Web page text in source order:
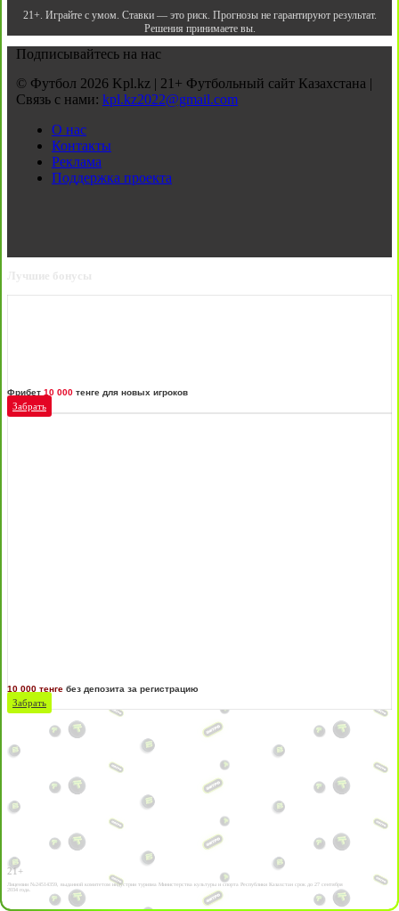
21+. Играйте с умом. Ставки — это риск. Прогнозы не гарантируют результат.
Решения принимаете вы.
Подписывайтесь на нас
© Футбол 2026 Kpl.kz | 21+ Футбольный сайт Казахстана |
Связь с нами: kpl.kz2022@gmail.com
О нас
Контакты
Реклама
Поддержка проекта
Лучшие бонусы
Фрибет 10 000 тенге для новых игроков
Забрать
10 000 тенге без депозита за регистрацию
Забрать
21+
Лицензии №24514359, выданной комитетом индустрии туризма Министерства культуры и спорта Республики Казахстан срок до 27 сентября
2034 года.